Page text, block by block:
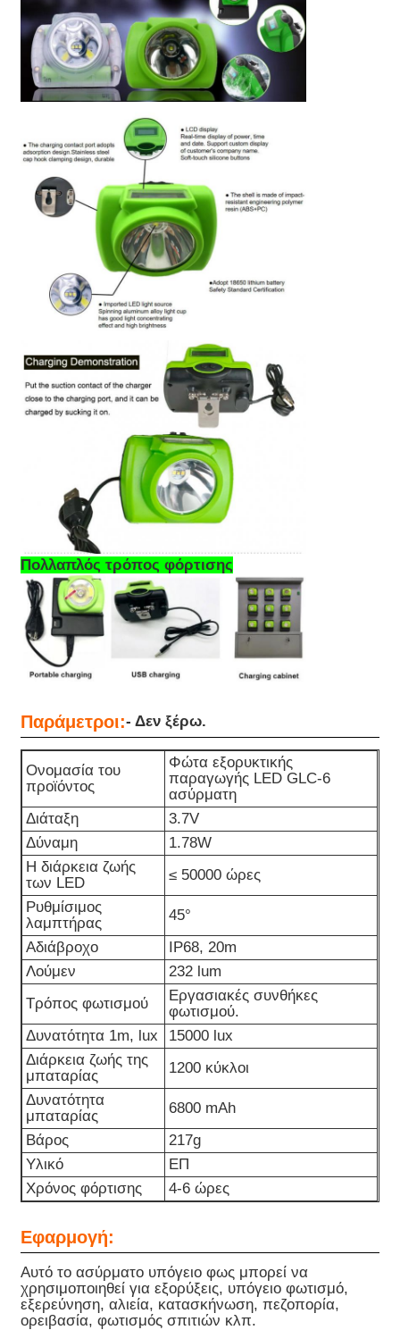
Σχάρα φορτιστή
Υπόγεια ορυχεία
Καυτά πωλώντας προϊόντα
οδηγημένο προειδοποιώντας φως
Φορητή παροχή ηλεκτρικού ρεύματος ενεργειακής
LED High Bay Light
Πολλαπλός τρόπος φόρτισης
Παράμετροι:- Δεν ξέρω.
Ονομασία του
προϊόντος
Φώτα εξορυκτικής
παραγωγής LED GLC-6
ασύρματη
Διάταξη
3.7V
Δύναμη
1.78W
Η διάρκεια ζωής
των LED
≤ 50000 ώρες
Ρυθμίσιμος
λαμπτήρας
45°
Αδιάβροχο
IP68, 20m
Λούμεν
232 lum
Τρόπος φωτισμού
Εργασιακές συνθήκες
φωτισμού.
Δυνατότητα 1m, lux
15000 lux
Διάρκεια ζωής της
μπαταρίας
1200 κύκλοι
Δυνατότητα
μπαταρίας
6800 mAh
Βάρος
217g
Υλικό
ΕΠ
Χρόνος φόρτισης
4-6 ώρες
Εφαρμογή:
Αυτό το ασύρματο υπόγειο φως μπορεί να
χρησιμοποιηθεί για εξορύξεις, υπόγειο φωτισμό,
εξερεύνηση, αλιεία, κατασκήνωση, πεζοπορία,
ορειβασία, φωτισμός σπιτιών κλπ.